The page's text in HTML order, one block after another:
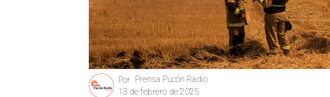
Prensa Pucón Radio
Por
13 de febrero de 2025